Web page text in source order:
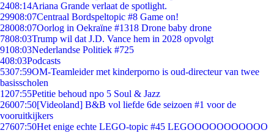
2408:14Ariana Grande verlaat de spotlight.
29908:07Centraal Bordspeltopic #8 Game on!
28008:07Oorlog in Oekraïne #1318 Drone baby drone
7808:03Trump wil dat J.D. Vance hem in 2028 opvolgt
9108:03Nederlandse Politiek #725
408:03Podcasts
5307:59OM-Teamleider met kinderporno is oud-directeur van twee
basisscholen
1207:55Petitie behoud npo 5 Soul & Jazz
26007:50[Videoland] B&B vol liefde 6de seizoen #1 voor de
vooruitkijkers
27607:50Het enige echte LEGO-topic #45 LEGOOOOOOOOOOO